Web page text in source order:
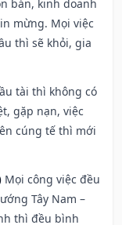
bán, kinh doanh
mừng. Mọi việc
thì sẽ khỏi, gia
tài thì không có
gặp nạn, việc
cúng tế thì mới
Mọi công việc đều
Tây Nam –
thì đều bình